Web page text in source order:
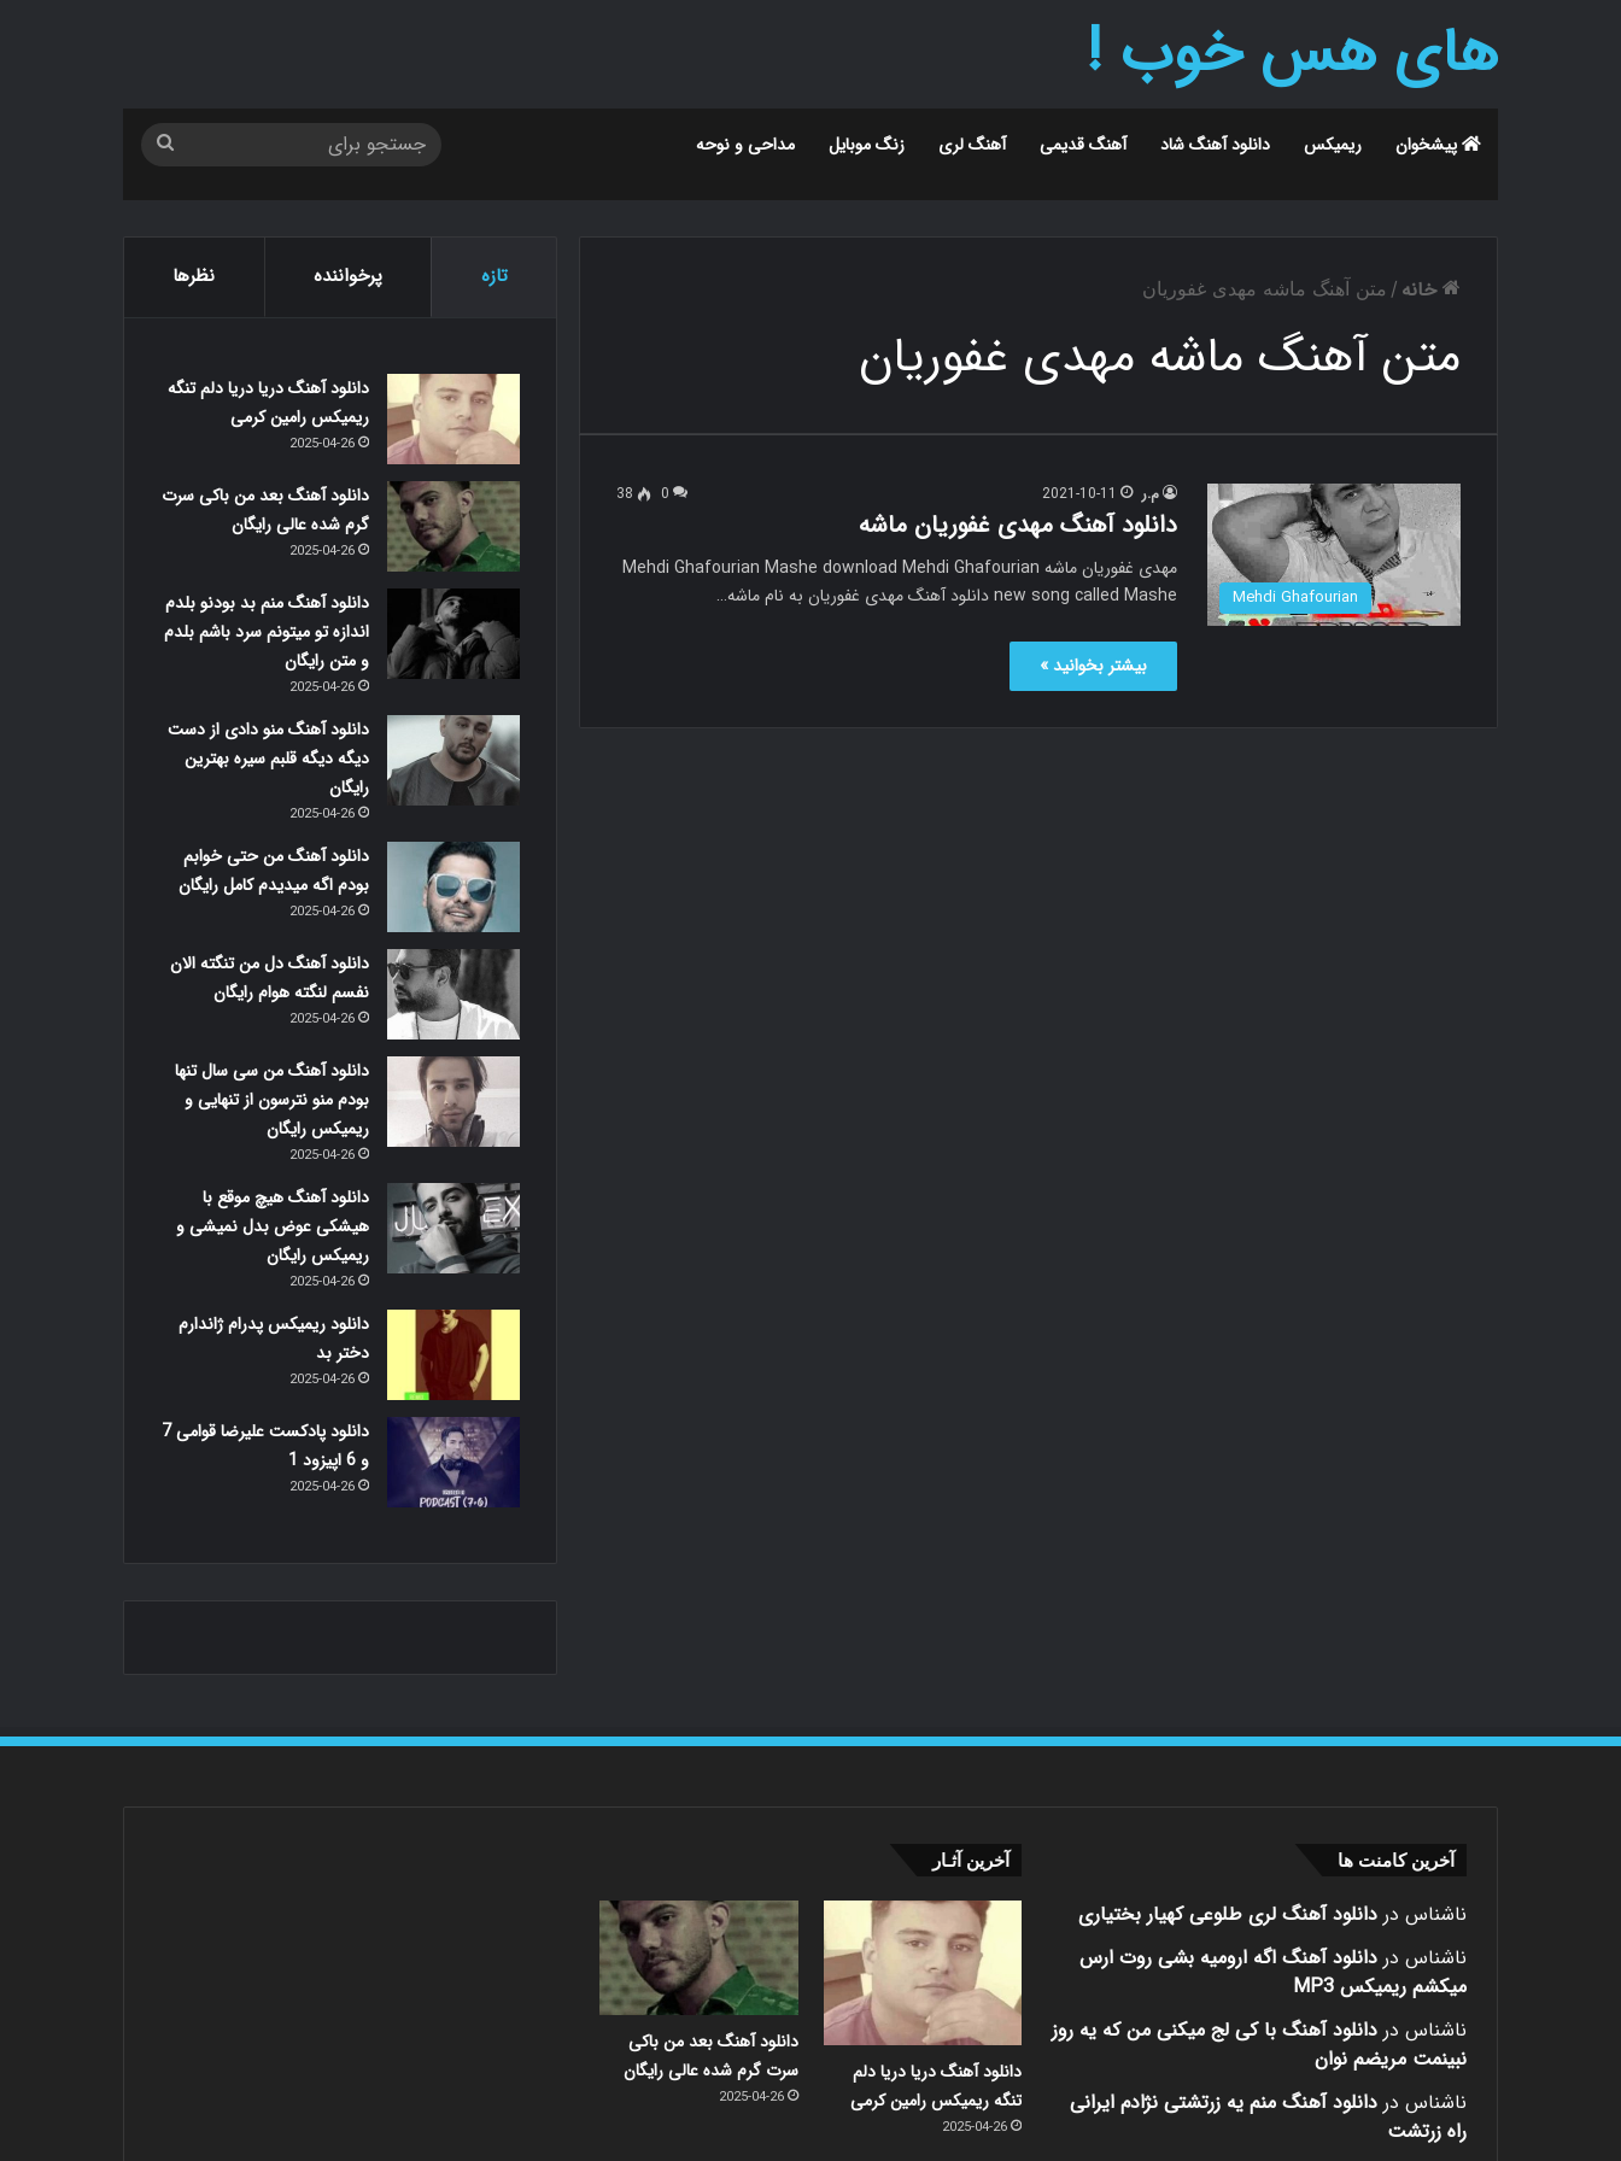
های هس خوب !
پیشخوان ریمیکس دانلود آهنگ شاد آهنگ قدیمی آهنگ لری زنگ موبایل مداحی و نوحه
خانه / متن آهنگ ماشه مهدی غفوریان
متن آهنگ ماشه مهدی غفوریان
Mehdi Ghafourian
م.ر 2021-10-11
0
38
دانلود آهنگ مهدی غفوریان ماشه
مهدی غفوریان ماشه Mehdi Ghafourian Mashe download Mehdi Ghafourian
new song called Mashe دانلود آهنگ مهدی غفوریان به نام ماشه…
بیشتر بخوانید »
تازه پرخواننده نظرها
دانلود آهنگ دریا دریا دلم تنگه
ریمیکس رامین کرمی
2025-04-26
دانلود آهنگ بعد من باکی سرت
گرم شده عالی رایگان
2025-04-26
دانلود آهنگ منم بد بودنو بلدم
اندازه تو میتونم سرد باشم بلدم
و متن رایگان
2025-04-26
دانلود آهنگ منو دادی از دست
دیگه دیگه قلبم سیره بهترین
رایگان
2025-04-26
دانلود آهنگ من حتی خوابم
بودم اگه میدیدم کامل رایگان
2025-04-26
دانلود آهنگ دل من تنگته الان
نفسم لنگته هوام رایگان
2025-04-26
دانلود آهنگ من سی سال تنها
بودم منو نترسون از تنهایی و
ریمیکس رایگان
2025-04-26
دانلود آهنگ هیچ موقع با
هیشکی عوض بدل نمیشی و
ریمیکس رایگان
2025-04-26
دانلود ریمیکس پدرام ژاندارم
دختر بد
2025-04-26
دانلود پادکست علیرضا قوامی 7
و 6 اپیزود 1
2025-04-26
آخرین کامنت ها
ناشناس در دانلود آهنگ لری طلوعی کهیار بختیاری
ناشناس در دانلود آهنگ اگه ارومیه بشی روت ارس
میکشم ریمیکس MP3
ناشناس در دانلود آهنگ با کی لج میکنی من که یه روز
نبینمت مریضم نوان
ناشناس در دانلود آهنگ منم یه زرتشتی نژادم ایرانی
راه زرتشت
آخرین آثـار
دانلود آهنگ دریا دریا دلم
تنگه ریمیکس رامین کرمی
2025-04-26
دانلود آهنگ بعد من باکی
سرت گرم شده عالی رایگان
2025-04-26